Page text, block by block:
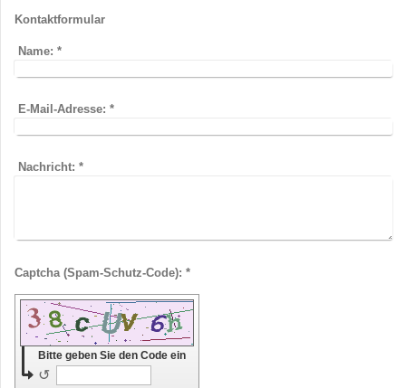
Kontaktformular
Name: *
E-Mail-Adresse: *
Nachricht: *
Captcha (Spam-Schutz-Code): *
Bitte geben Sie den Code ein
↺